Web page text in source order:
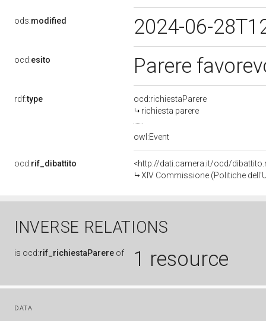
ods:modified 2024-06-
ocd:esito Parere
rdf:type
ocd:richiestaParere
richiesta parere
owl:Event
ocd:rif_dibattito
<http://dati.camera.it/ocd/
XIV Commissione (Politiche
INVERSE RELATIONS
is ocd:rif_richiestaParere of 1 resource
DATA